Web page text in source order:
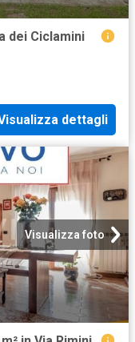
dei Ciclamini
dettagli
Visualizza foto